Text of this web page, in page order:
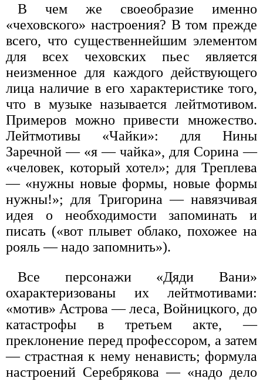
В чем же своеобразие именно
«чеховского» настроения? В том прежде
всего, что существеннейшим элементом
для всех чеховских пьес является
неизменное для каждого действующего
лица наличие в его характеристике того,
что в музыке называется лейтмотивом.
Примеров можно привести множество.
Лейтмотивы «Чайки»: для Нины
Заречной — «я — чайка», для Сорина —
«человек, который хотел»; для Треплева
— «нужны новые формы, новые формы
нужны!»; для Тригорина — навязчивая
идея о необходимости запоминать и
писать («вот плывет облако, похожее на
рояль — надо запомнить»).
Все персонажи «Дяди Вани»
охарактеризованы их лейтмотивами:
«мотив» Астрова — леса, Войницкого, до
катастрофы в третьем акте, —
преклонение перед профессором, а затем
— страстная к нему ненависть; формула
настроений Серебрякова — «надо дело